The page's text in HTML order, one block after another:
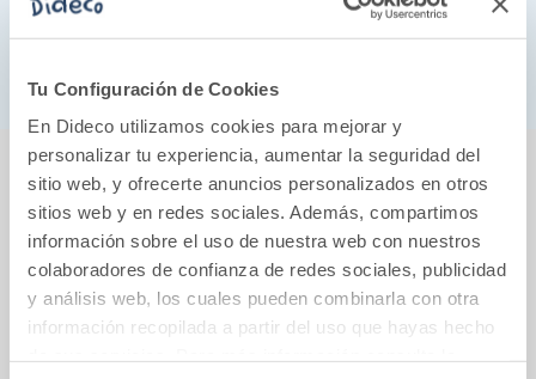
Tu Configuración de Cookies
En Dideco utilizamos cookies para mejorar y
personalizar tu experiencia, aumentar la seguridad del
sitio web, y ofrecerte anuncios personalizados en otros
sitios web y en redes sociales. Además, compartimos
información sobre el uso de nuestra web con nuestros
colaboradores de confianza de redes sociales, publicidad
y análisis web, los cuales pueden combinarla con otra
información recopilada a partir del uso que hayas hecho
Dimensiones: 18 x 7cm.
Formato abanico.
También podría gustarte...